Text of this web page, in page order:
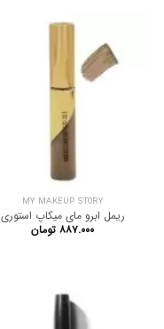
MY MAKEUP STORY
ریمل ابرو مای میکاپ استوری
۸۸۷.۰۰۰ تومان